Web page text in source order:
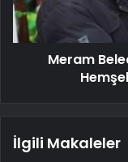
Meram
İlgili Makaleler